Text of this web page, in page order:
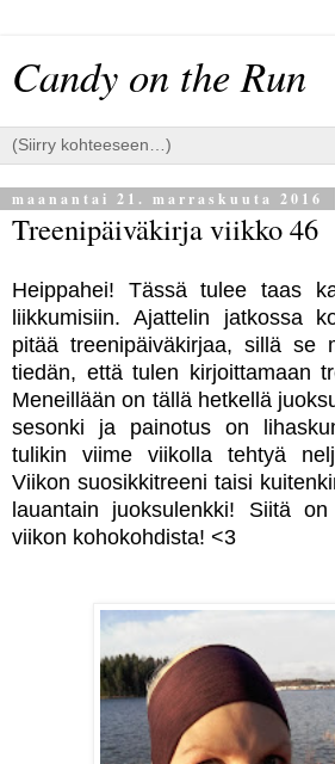
Candy on the Run
maanantai 21. marraskuuta 2016
Treenipäiväkirja viikko 46
Heippahei! Tässä tulee taas
liikkumisiin. Ajattelin jatkossa
pitää treenipäiväkirjaa, sillä se
tiedän, että tulen kirjoittamaan
Meneillään on tällä hetkellä
sesonki ja painotus on
tulikin viime viikolla tehtyä
Viikon suosikkitreeni taisi
lauantain juoksulenkki! Siitä
viikon kohokohdista! <3